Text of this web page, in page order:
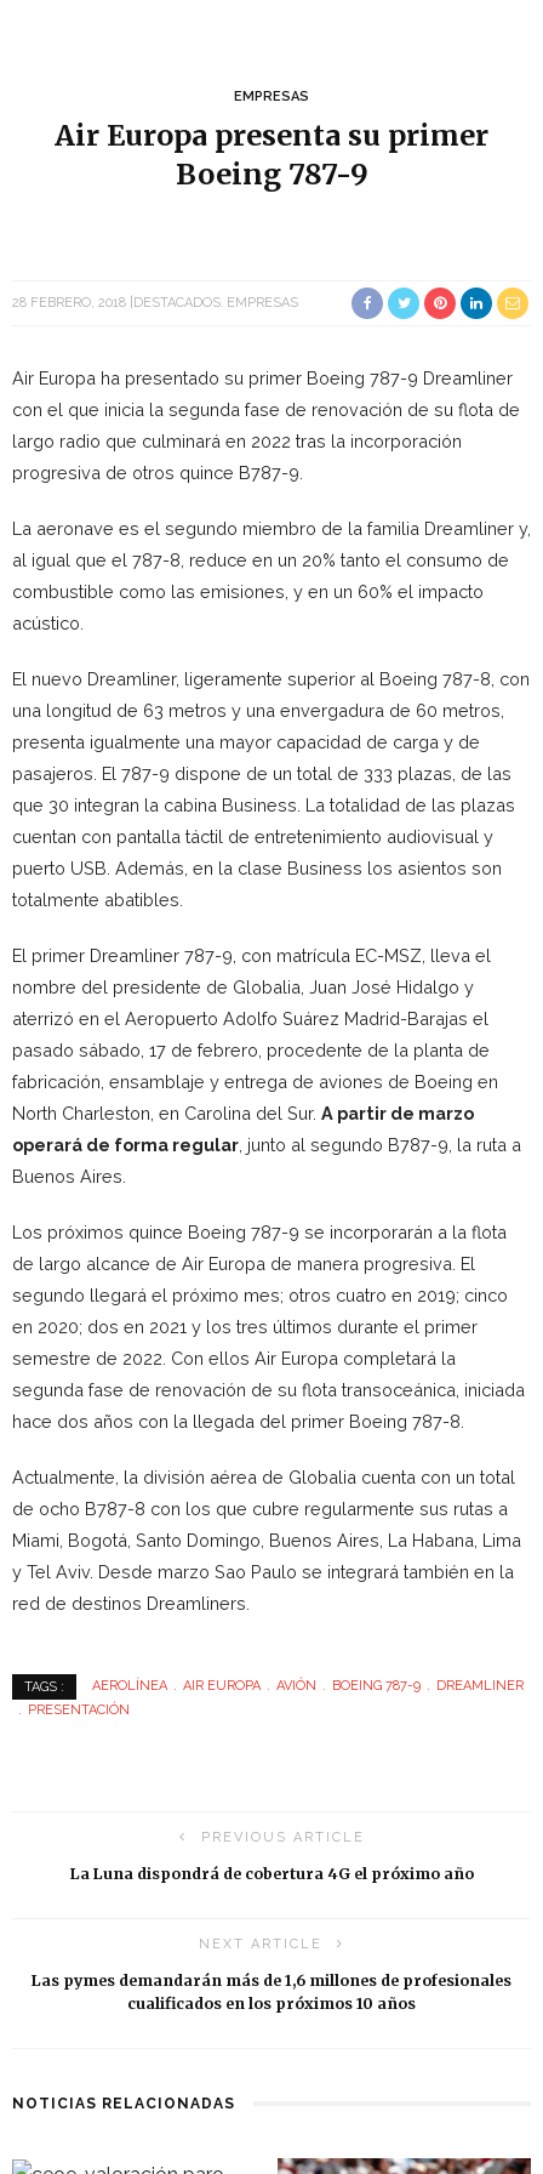
EMPRESAS
Air Europa presenta su primer
Boeing 787-9
28 FEBRERO, 2018 DESTACADOS EMPRESAS
Air Europa ha presentado su primer Boeing 787-9 Dreamliner
con el que inicia la segunda fase de renovación de su flota de
largo radio que culminará en 2022 tras la incorporación
progresiva de otros quince B787-9.
La aeronave es el segundo miembro de la familia Dreamliner y,
al igual que el 787-8, reduce en un 20% tanto el consumo de
combustible como las emisiones, y en un 60% el impacto
acústico.
El nuevo Dreamliner, ligeramente superior al Boeing 787-8, con
una longitud de 63 metros y una envergadura de 60 metros,
presenta igualmente una mayor capacidad de carga y de
pasajeros. El 787-9 dispone de un total de 333 plazas, de las
que 30 integran la cabina Business. La totalidad de las plazas
cuentan con pantalla táctil de entretenimiento audiovisual y
puerto USB. Además, en la clase Business los asientos son
totalmente abatibles.
El primer Dreamliner 787-9, con matrícula EC-MSZ, lleva el
nombre del presidente de Globalia, Juan José Hidalgo y
aterrizó en el Aeropuerto Adolfo Suárez Madrid-Barajas el
pasado sábado, 17 de febrero, procedente de la planta de
fabricación, ensamblaje y entrega de aviones de Boeing en
North Charleston, en Carolina del Sur. A partir de marzo
operará de forma regular , junto al segundo B787-9, la ruta a
Buenos Aires.
Los próximos quince Boeing 787-9 se incorporarán a la flota
de largo alcance de Air Europa de manera progresiva. El
segundo llegará el próximo mes; otros cuatro en 2019; cinco
en 2020; dos en 2021 y los tres últimos durante el primer
semestre de 2022. Con ellos Air Europa completará la
segunda fase de renovación de su flota transoceánica, iniciada
hace dos años con la llegada del primer Boeing 787-8.
Actualmente, la división aérea de Globalia cuenta con un total
de ocho B787-8 con los que cubre regularmente sus rutas a
Miami, Bogotá, Santo Domingo, Buenos Aires, La Habana, Lima
y Tel Aviv. Desde marzo Sao Paulo se integrará también en la
red de destinos Dreamliners.
TAGS : AEROLÍNEA AIR EUROPA AVIÓN BOEING 787-9
DREAMLINER
PRESENTACIÓN
PREVIOUS ARTICLE
La Luna dispondrá de cobertura 4G el próximo año
NEXT ARTICLE
Las pymes demandarán más de 1,6 millones de profesionales
cualificados en los próximos 10 años
NOTICIAS RELACIONADAS